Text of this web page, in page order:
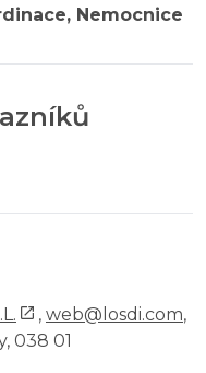
Nemocnice
, web@losdi.com,
038 01